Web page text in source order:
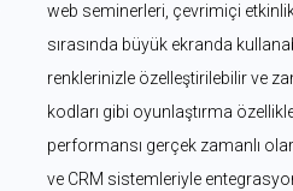
web seminerleri, çevrimiçi
sırasında büyük ekranda
renklerinizle özelleştirilebilir ve
kodları gibi oyunlaştırma
performansı gerçek zamanlı
ve CRM sistemleriyle